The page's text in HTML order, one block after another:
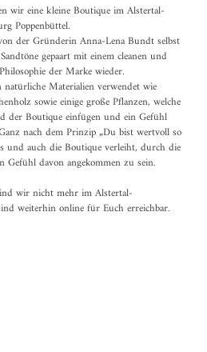
wir eine kleine Boutique im Alstertal-
Poppenbüttel.
der Gründerin Anna-Lena Bundt selbst
gepaart mit einem cleanen und
der Marke wieder.
Materialien verwendet wie
sowie einige große Pflanzen, welche
der Boutique einfügen und ein Gefühl
nach dem Prinzip „Du bist wertvoll so
und auch die Boutique verleiht, durch die
davon angekommen zu sein.
wir nicht mehr im Alstertal-
weiterhin online für Euch erreichbar.